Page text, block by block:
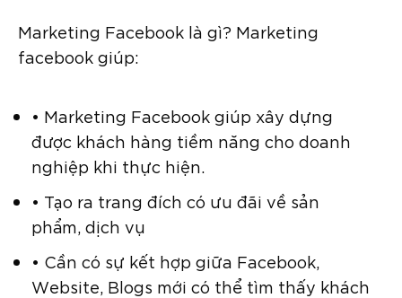
Marketing Facebook là gì? Marketing
facebook giúp:
• Marketing Facebook giúp xây dựng
được khách hàng tiềm năng cho doanh
nghiệp khi thực hiện.
• Tạo ra trang đích có ưu đãi về sản
phẩm, dịch vụ
• Cần có sự kết hợp giữa Facebook,
Website, Blogs mới có thể tìm thấy khách